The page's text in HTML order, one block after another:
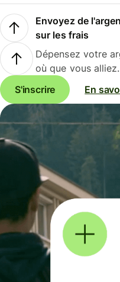
Envoyez de
sur les frais
Dépensez votre
où que vous alliez.
S'inscrire
En